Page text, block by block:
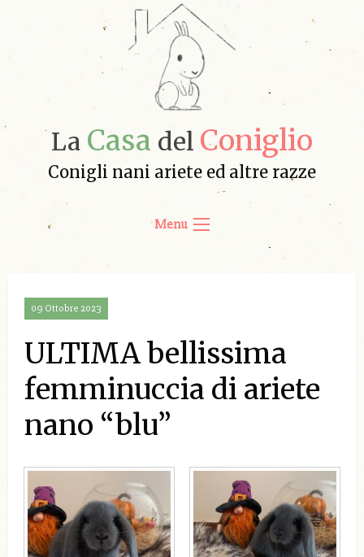
La Casa del Coniglio
Conigli nani ariete ed altre razze
Menu
09 Ottobre 2023
ULTIMA bellissima
femminuccia di ariete
nano “blu”